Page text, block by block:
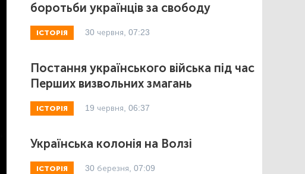
боротьби українців за свободу
ІСТОРІЯ 30 червня, 07:23
Постання українського війська під час
Перших визвольних змагань
ІСТОРІЯ 19 червня, 06:37
Українська колонія на Волзі
ІСТОРІЯ 30 березня, 07:09